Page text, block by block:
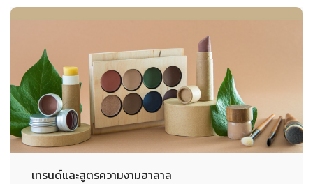
เทรนด์และสูตรความงามฮาลาล